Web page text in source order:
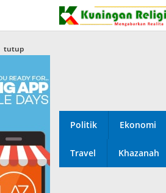
konten
Politik Ekonomi
Travel Khazanah
tutup